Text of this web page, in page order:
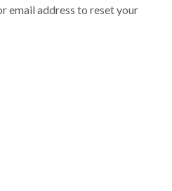
email address to reset your